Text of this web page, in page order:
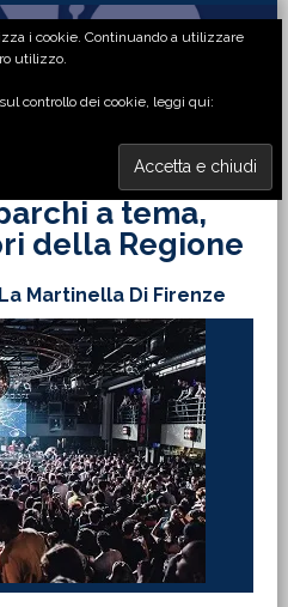
a tema,
della Regione
La Martinella Di Firenze
i cookie. Continuando a utilizzare
utilizzo.
controllo dei cookie, leggi qui: